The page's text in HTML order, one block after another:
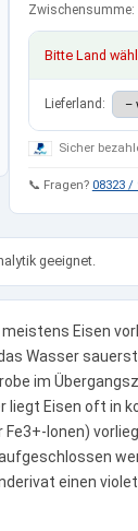
Zwischensumme:
Bitte Land
Lieferland:
Sicher
📞 Fragen? 08323 /
geeignet.
Eisen
Wasser
im
Eisen oft in
Ionen)
einen